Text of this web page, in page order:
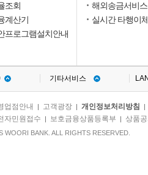
조회
계산기
프로그램설치안내
해외송금서비스
실시간 타행이
기타서비스
업점안내 고객광장| 개인정보처리방침
자민원접수 보호금융상품등록부 상품
WOORI BANK. ALL RIGHTS RESERVED.